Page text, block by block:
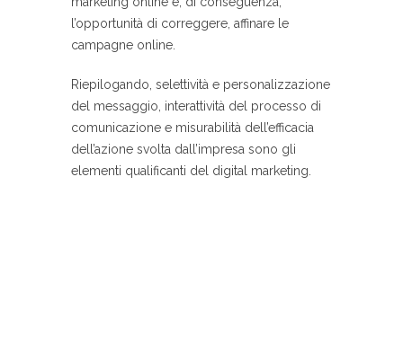
l’opportunità di correggere, affinare le
campagne online.
Riepilogando, selettività e personalizzazione
del messaggio, interattività del processo di
comunicazione e misurabilità dell’efficacia
dell’azione svolta dall’impresa sono gli
elementi qualificanti del digital marketing.